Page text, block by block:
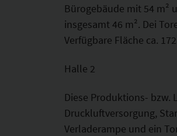
Bürogebäude mit 54 m²
insgesamt 46 m². Dei
Verfügbare Fläche ca.
Halle 2
Diese Produktions- bzw.
Druckluftversorgung,
Verladerampe und ein